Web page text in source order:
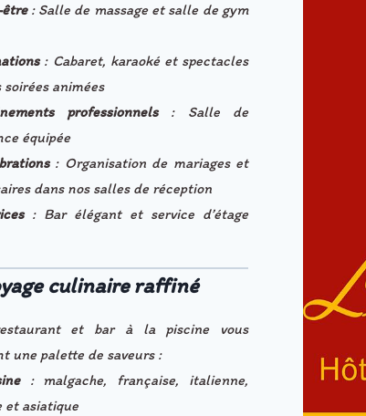
: Salle de massage et salle de gym
: Cabaret, karaoké et spectacles
soirées animées
professionnels: Salle de
équipée
: Organisation de mariages et
dans nos salles de réception
: Bar élégant et service d’étage
culinaire raffiné
et bar à la piscine vous
une palette de saveurs :
: malgache, française, italienne,
et asiatique